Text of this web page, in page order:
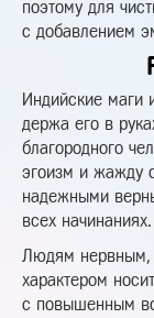
поэтому для
с добавлением
Индийские маги
держа его в
благородного
эгоизм и жажду
надежными
всех начинаниях.
Людям нервным,
характером
с повышенным